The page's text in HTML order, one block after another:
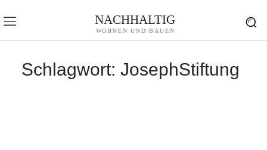
NACHHALTIG
WOHNEN UND BAUEN
Schlagwort: JosephStiftung